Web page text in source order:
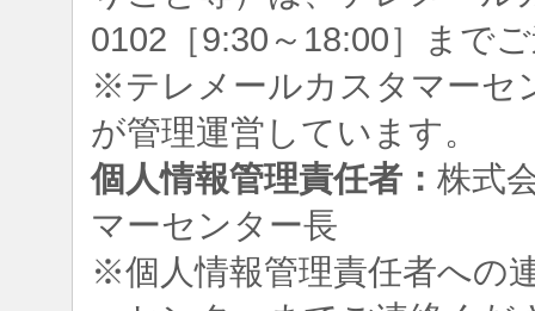
0102［9:30～18:00］まで
※テレメールカスタマーセ
が管理運営しています。
個人情報管理責任者： 株式
マーセンター長
※個人情報管理責任者への